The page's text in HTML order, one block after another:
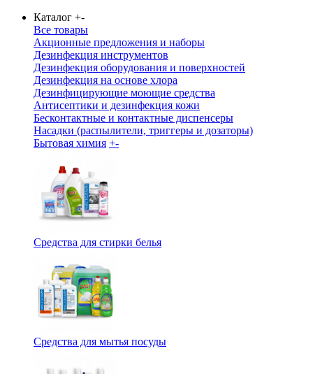
Каталог +-
Все товары
Акционные предложения и наборы
Дезинфекция инструментов
Дезинфекция оборудования и поверхностей
Дезинфекция на основе хлора
Дезинфицирующие моющие средства
Антисептики и дезинфекция кожи
Бесконтактные и контактные диспенсеры
Насадки (распылители, триггеры и дозаторы)
Бытовая химия +-
Средства для стирки белья
Средства для мытья посуды